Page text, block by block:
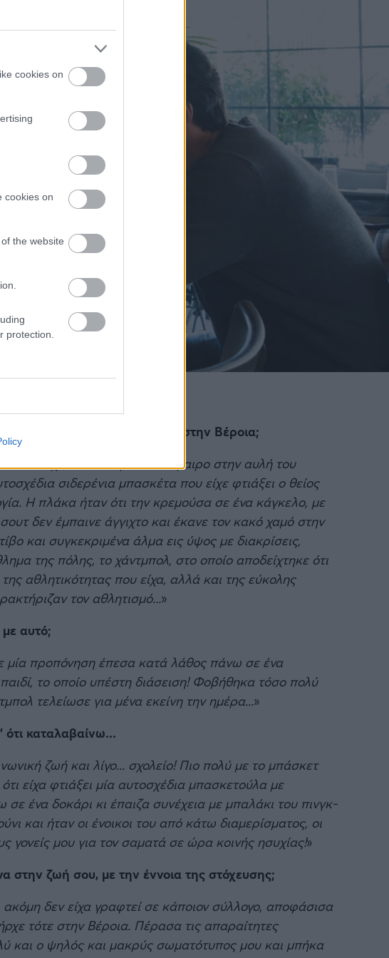
cookies on
cookies on
the website
protection.
πίσω στην εποχή που ζούσες στην Βέροια;
αυτό είχε να κάνει με ποδόσφαιρο στην αυλή του
σιδερένια μπασκέτα που είχε φτιάξει ο θείος
Η πλάκα ήταν ότι την κρεμούσα σε ένα κάγκελο, με
δεν έμπαινε άγγιχτο και έκανε τον κακό χαμό στην
και συγκεκριμένα άλμα εις ύψος με διακρίσεις,
της πόλης, το χάντμπολ, στο οποίο αποδείχτηκε ότι
αθλητικότητας που είχα, αλλά και της εύκολης
τον αθλητισμό...»
αυτό;
μία προπόνηση έπεσα κατά λάθος πάνω σε ένα
το οποίο υπέστη διάσειση! Φοβήθηκα τόσο πολύ
τελείωσε για μένα εκείνη την ημέρα...»
καταλαβαίνω...
ζωή και λίγο... σχολείο! Πιο πολύ με το μπάσκετ
είχα φτιάξει μία αυτοσχέδια μπασκετούλα με
σε ένα δοκάρι κι έπαιζα συνέχεια με μπαλάκι του πινγκ-
και ήταν οι ένοικοι του από κάτω διαμερίσματος, οι
γονείς μου για τον σαματά σε ώρα κοινής ησυχίας!»
στην ζωή σου, με την έννοια της στόχευσης;
δεν είχα γραφτεί σε κάποιον σύλλογο, αποφάσισα
τότε στην Βέροια. Πέρασα τις απαραίτητες
και ο ψηλός και μακρύς σωματότυπος μου και μπήκα